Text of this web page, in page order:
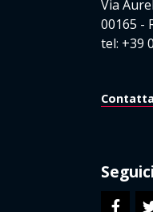
Via
00165 -
tel: +39